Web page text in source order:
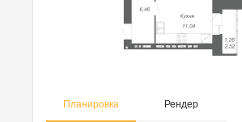
Планировка Рендер